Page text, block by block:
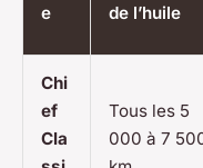
e
de l’huile
Chi
ef
Cla
Tous les 5
000 à 7